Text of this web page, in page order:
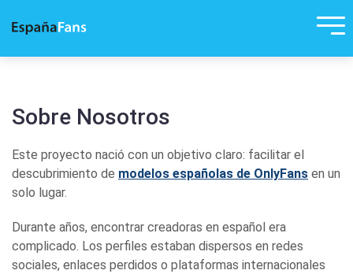
Sobre Nosotros
Este proyecto nació con un objetivo claro: facilitar el
descubrimiento de modelos españolas de OnlyFans en un
solo lugar.
Durante años, encontrar creadoras en español era
complicado. Los perfiles estaban dispersos en redes
sociales, enlaces perdidos o plataformas internacionales